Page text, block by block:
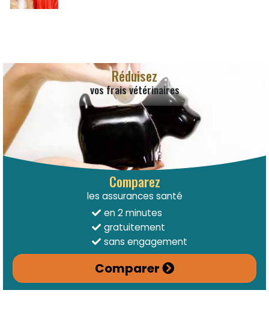
Réduisez
vos frais vétérinaires
Comparez
les assurances santé
en 2 minutes
gratuitement
sans engagement
Comparer